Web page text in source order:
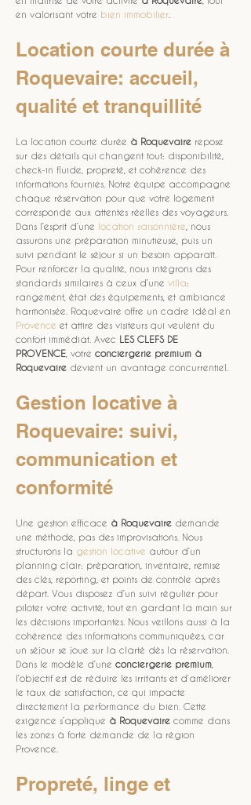
en valorisant votre bien immobilier
Location courte durée à
Roquevaire: accueil,
qualité et tranquillité
La location courte durée à Roquevaire repose
sur des détails qui changent tout: disponibilité,
check-in fluide, propreté, et cohérence des
informations fournies. Notre équipe accompagne
chaque réservation pour que votre logement
corresponde aux attentes réelles des voyageurs.
Dans l’esprit d’une location saisonnière , nous
assurons une préparation minutieuse, puis un
suivi pendant le séjour si un besoin apparaît.
Pour renforcer la qualité, nous intégrons des
standards similaires à ceux d’une villa:
rangement, état des équipements, et ambiance
harmonisée. Roquevaire offre un cadre idéal en
Provence et attire des visiteurs qui veulent du
confort immédiat. Avec LES CLEFS DE
PROVENCE , votre conciergerie premium à
Roquevaire devient un avantage concurrentiel.
Gestion locative à
Roquevaire: suivi,
communication et
conformité
Une gestion efficace à Roquevaire demande
une méthode, pas des improvisations. Nous
structurons la gestion locative autour d’un
planning clair: préparation, inventaire, remise
des clés, reporting, et points de contrôle après
départ. Vous disposez d’un suivi régulier pour
piloter votre activité, tout en gardant la main sur
les décisions importantes. Nous veillons aussi à la
cohérence des informations communiquées, car
un séjour se joue sur la clarté dès la réservation.
Dans le modèle d’une conciergerie premium
l’objectif est de réduire les irritants et d’améliorer
le taux de satisfaction, ce qui impacte
directement la performance du bien. Cette
exigence s’applique à Roquevaire comme dans
les zones à forte demande de la région
Provence.
Propreté, linge et